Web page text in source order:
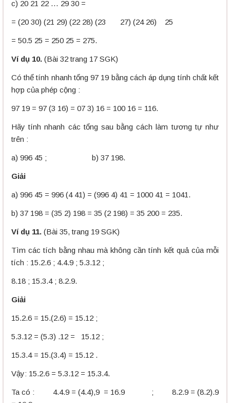
c) 20 21 22 … 29 30 =
= (20 30) (21 29) (22 28) (23 27) (24 26) 25
= 50.5 25 = 250 25 = 275.
Ví dụ 10. (Bài 32 trang 17 SGK)
Có thể tính nhanh tổng 97 19 bằng cách áp dụng tính chất kết
hợp của phép cộng :
97 19 = 97 (3 16) = 07 3) 16 = 100 16 = 116.
Hãy tính nhanh các tổng sau bằng cách làm tương tự như
trên :
a) 996 45 ; b) 37 198.
Giải
a) 996 45 = 996 (4 41) = (996 4) 41 = 1000 41 = 1041.
b) 37 198 = (35 2) 198 = 35 (2 198) = 35 200 = 235.
Ví dụ 11. (Bài 35, trang 19 SGK)
Tìm các tích bằng nhau mà không cần tính kết quả của mỗi
tích : 15.2.6 ; 4.4.9 ; 5.3.12 ;
8.18 ; 15.3.4 ; 8.2.9.
Giải
15.2.6 = 15.(2.6) = 15.12 ;
5.3.12 = (5.3) .12 = 15.12 ;
15.3.4 = 15.(3.4) = 15.12 .
Vậy: 15.2.6 = 5.3.12 = 15.3.4.
Ta có : 4.4.9 = (4.4),9 = 16.9 ; 8.2.9 = (8.2).9